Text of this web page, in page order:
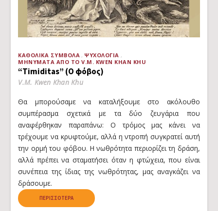
ΚΑΘΟΛΙΚΆ ΣΎΜΒΟΛΑ
ΨΥΧΟΛΟΓΊΑ
ΜΗΝΎΜΑΤΑ ΑΠΌ ΤΟ V.M. KWEN KHAN KHU
“Timiditas” (Ο φόβος)
V.M. Kwen Khan Khu
Θα μπορούσαμε να καταλήξουμε στο ακόλουθο
συμπέρασμα σχετικά με τα δύο ζευγάρια που
αναφέρθηκαν παραπάνω: Ο τρόμος μας κάνει να
τρέχουμε να κρυφτούμε, αλλά η ντροπή συγκρατεί αυτή
την ορμή του φόβου. Η νωθρότητα περιορίζει τη δράση,
αλλά πρέπει να σταματήσει όταν η φτώχεια, που είναι
συνέπεια της ίδιας της νωθρότητας, μας αναγκάζει να
δράσουμε.
ΠΕΡΙΣΣΌΤΕΡΑ